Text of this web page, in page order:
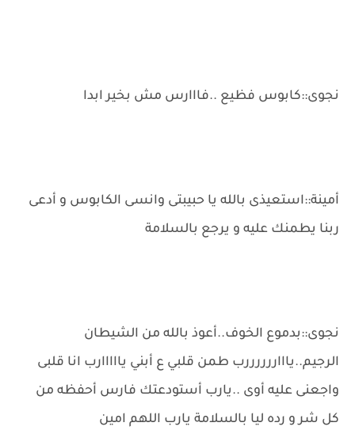
نجوى::كابوس فظيع ..فااارس مش بخير ابدا
أمينة::استعيذى بالله يا حبيبتى وانسى الكابوس و أدعى
ربنا يطمنك عليه و يرجع بالسلامة
نجوى::بدموع الخوف..أعوذ بالله من الشيطان
الرجيم..ياااررررررب طمن قلبي ع أبني يااااارب انا قلبى
واجعنى عليه أوى ..يارب أستودعتك فارس أحفظه من
كل شر و رده ليا بالسلامة يارب اللهم امين